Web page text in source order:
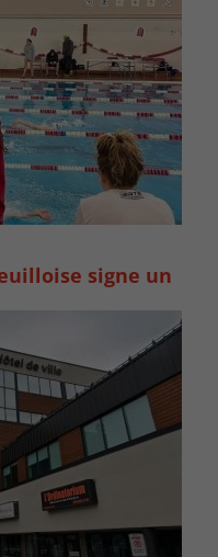
signe un